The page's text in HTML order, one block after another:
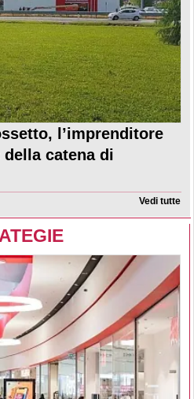
l’imprenditore
catena di
Vedi tutte